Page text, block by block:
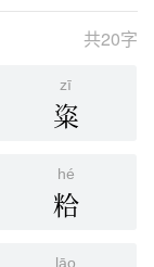
共20字
zī
粢
hé
粭
lāo